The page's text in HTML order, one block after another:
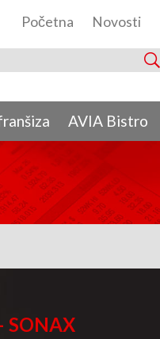
Početna Novosti
AVIA Bistro
SONAX